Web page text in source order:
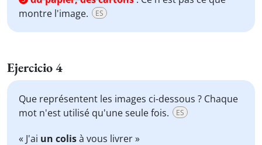
montre l'image.
ES
Ejercicio 4
Que représentent les images ci-dessous ? Chaque
mot n'est utilisé qu'une seule fois.
ES
« J'ai un colisà vous livrer »